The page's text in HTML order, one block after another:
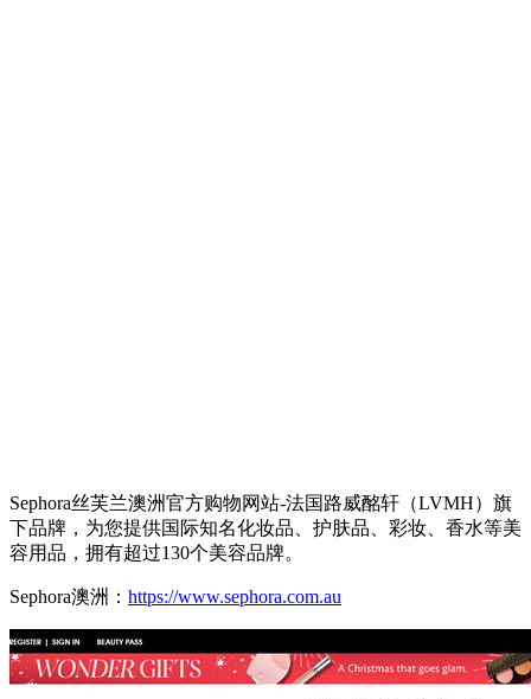
Sephora丝芙兰澳洲官方购物网站-法国路威酩轩（LVMH）旗
下品牌，为您提供国际知名化妆品、护肤品、彩妆、香水等美
容用品，拥有超过130个美容品牌。
Sephora澳洲： https://www.sephora.com.au